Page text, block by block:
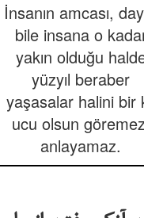
İnsanın amcası,
bile insana o
yakın olduğu
yüzyıl beraber
yaşasalar halini bir
ucu olsun
anlayamaz.